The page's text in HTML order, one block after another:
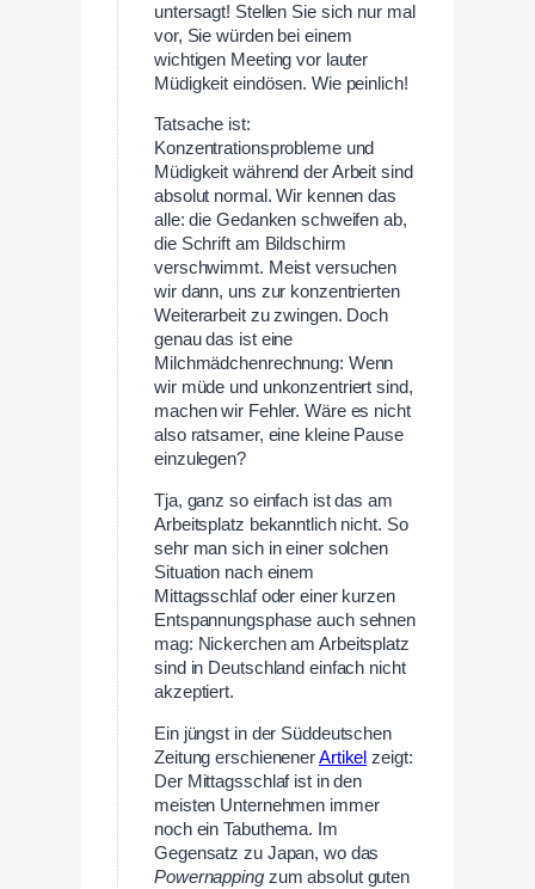
untersagt! Stellen Sie sich nur mal
vor, Sie würden bei einem
wichtigen Meeting vor lauter
Müdigkeit eindösen. Wie peinlich!
Tatsache ist:
Konzentrationsprobleme und
Müdigkeit während der Arbeit sind
absolut normal. Wir kennen das
alle: die Gedanken schweifen ab,
die Schrift am Bildschirm
verschwimmt. Meist versuchen
wir dann, uns zur konzentrierten
Weiterarbeit zu zwingen. Doch
genau das ist eine
Milchmädchenrechnung: Wenn
wir müde und unkonzentriert sind,
machen wir Fehler. Wäre es nicht
also ratsamer, eine kleine Pause
einzulegen?
Tja, ganz so einfach ist das am
Arbeitsplatz bekanntlich nicht. So
sehr man sich in einer solchen
Situation nach einem
Mittagsschlaf oder einer kurzen
Entspannungsphase auch sehnen
mag: Nickerchen am Arbeitsplatz
sind in Deutschland einfach nicht
akzeptiert.
Ein jüngst in der Süddeutschen
Zeitung erschienenerArtikel zeigt:
Der Mittagsschlaf ist in den
meisten Unternehmen immer
noch ein Tabuthema. Im
Gegensatz zu Japan, wo das
Powernappingzum absolut guten